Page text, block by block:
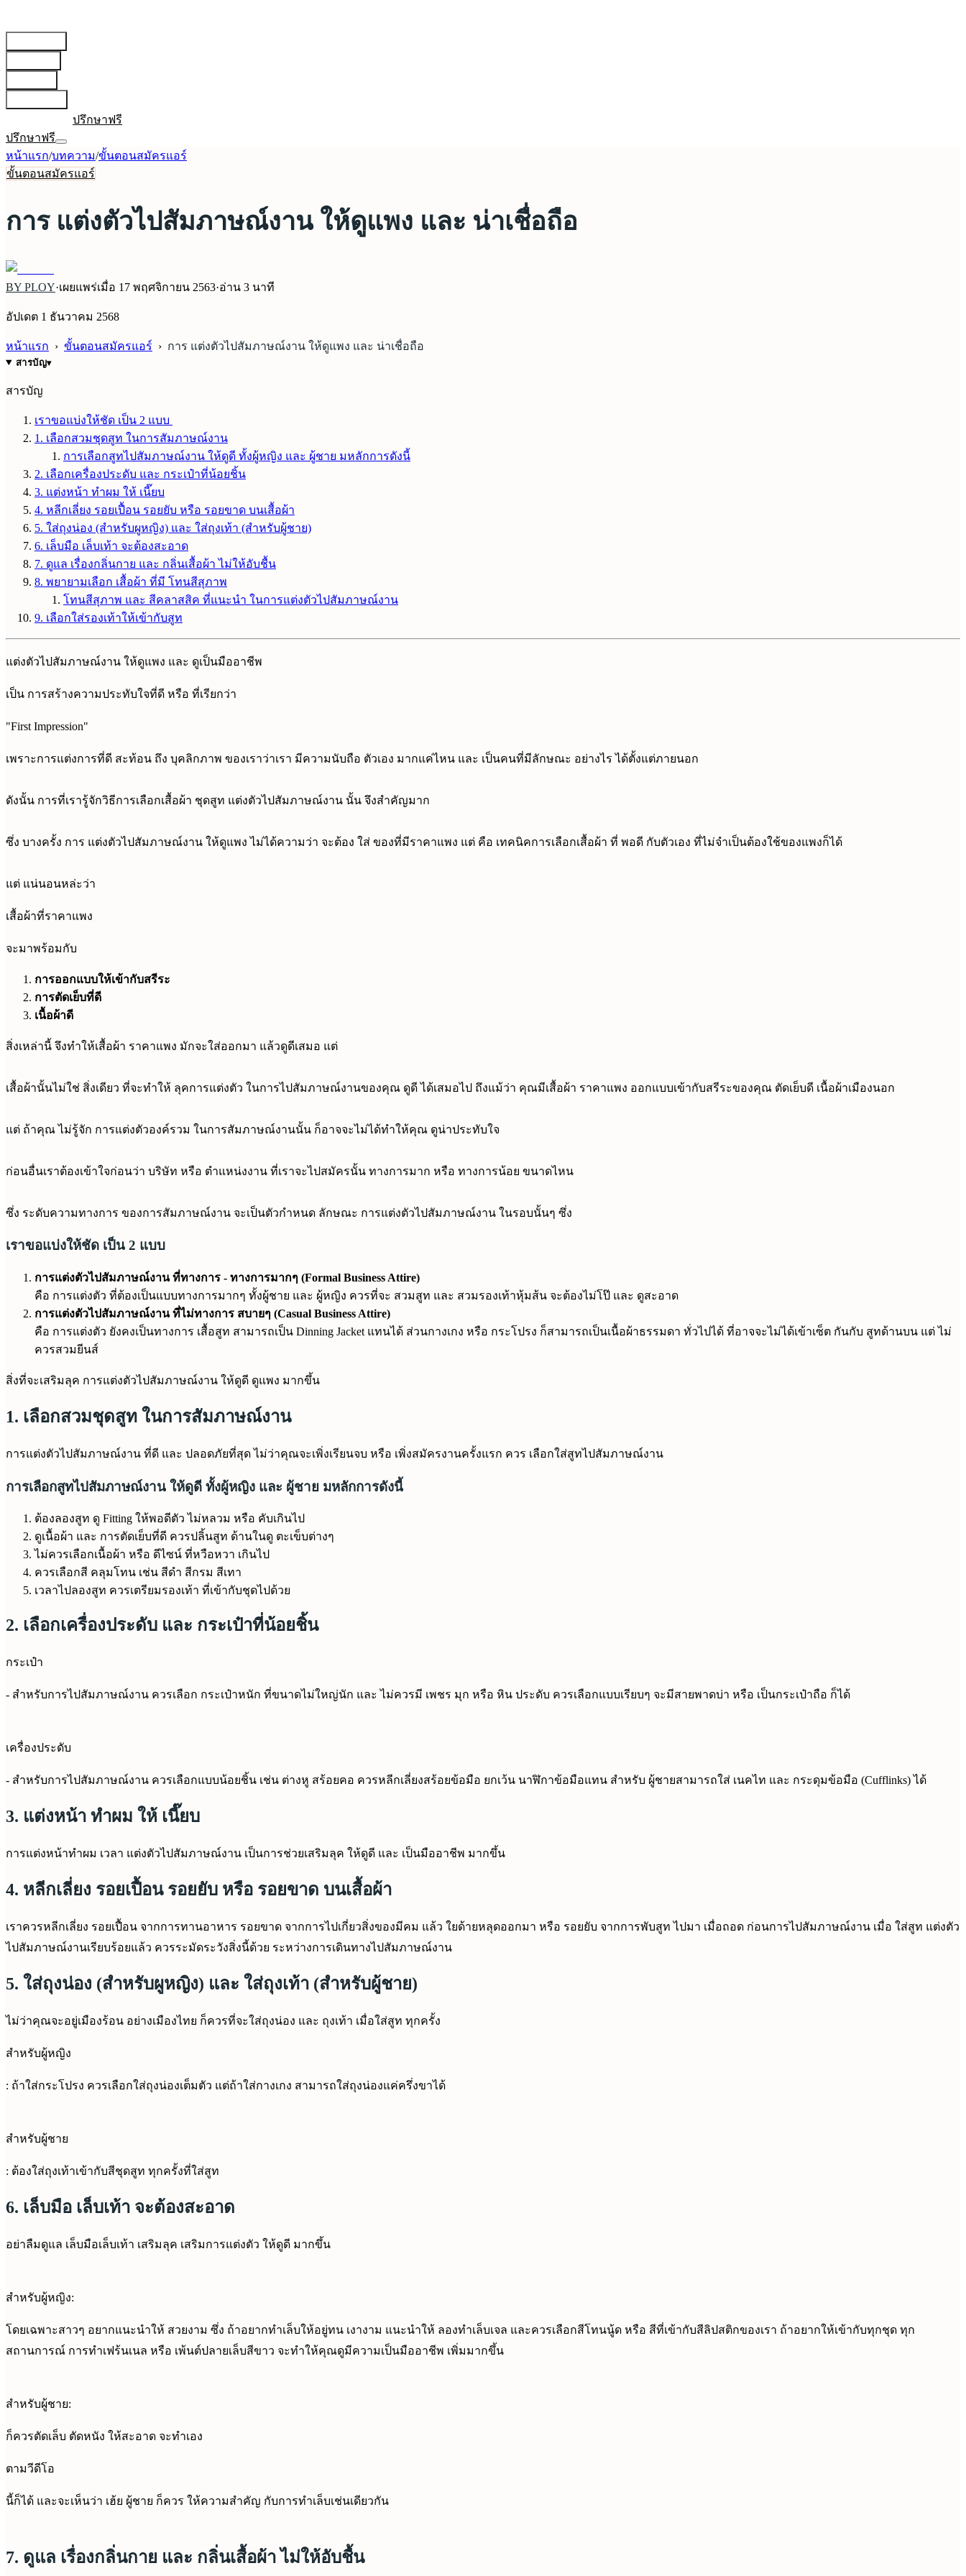
ปรึกษาฟรี
ปรึกษาฟรี
หน้าแรก/บทความ/ขั้นตอนสมัครแอร์
ขั้นตอนสมัครแอร์
การ แต่งตัวไปสัมภาษณ์งาน ให้ดูแพง และ น่าเชื่อถือ
BY PLOY·เผยแพร่เมื่อ 17 พฤศจิกายน 2563·อ่าน 3 นาที
อัปเดต 1 ธันวาคม 2568
หน้าแรก › ขั้นตอนสมัครแอร์ › การ แต่งตัวไปสัมภาษณ์งาน ให้ดูแพง และ น่าเชื่อถือ
สารบัญ▾
สารบัญ
เราขอแบ่งให้ชัด เป็น 2 แบบ
1. เลือกสวมชุดสูท ในการสัมภาษณ์งาน
การเลือกสูทไปสัมภาษณ์งาน ให้ดูดี ทั้งผู้หญิง และ ผู้ชาย มหลักการดังนี้
2. เลือกเครื่องประดับ และ กระเป๋าที่น้อยชิ้น
3. แต่งหน้า ทำผม ให้ เนี๊ยบ
4. หลีกเลี่ยง รอยเปื้อน รอยยับ หรือ รอยขาด บนเสื้อผ้า
5. ใส่ถุงน่อง (สำหรับผูหญิง) และ ใส่ถุงเท้า (สำหรับผู้ชาย)
6. เล็บมือ เล็บเท้า จะต้องสะอาด
7. ดูแล เรื่องกลิ่นกาย และ กลิ่นเสื้อผ้า ไม่ให้อับชื้น
8. พยายามเลือก เสื้อผ้า ที่มี โทนสีสุภาพ
โทนสีสุภาพ และ สีคลาสสิค ที่แนะนำ ในการแต่งตัวไปสัมภาษณ์งาน
9. เลือกใส่รองเท้าให้เข้ากับสูท
แต่งตัวไปสัมภาษณ์งาน ให้ดูแพง และ ดูเป็นมืออาชีพ
เป็น การสร้างความประทับใจที่ดี หรือ ที่เรียกว่า
"First Impression"
เพราะการแต่งการที่ดี สะท้อน ถึง บุคลิกภาพ ของเราว่าเรา มีความนับถือ ตัวเอง มากแค่ไหน และ เป็นคนที่มีลักษณะ อย่างไร ได้ตั้งแต่ภายนอก
ดังนั้น การที่เรารู้จักวิธีการเลือกเสื้อผ้า ชุดสูท แต่งตัวไปสัมภาษณ์งาน นั้น จึงสำคัญมาก
ซึ่ง บางครั้ง การ แต่งตัวไปสัมภาษณ์งาน ให้ดูแพง ไม่ได้ความว่า จะต้อง ใส่ ของที่มีราคาแพง แต่ คือ เทคนิคการเลือกเสื้อผ้า ที่ พอดี กับตัวเอง ที่ไม่จำเป็นต้องใช้ของแพงก็ได้
แต่ แน่นอนหล่ะว่า
เสื้อผ้าที่ราคาแพง
จะมาพร้อมกับ
การออกแบบให้เข้ากับสรีระ
การตัดเย็บที่ดี
เนื้อผ้าดี
สิ่งเหล่านี้ จึงทำให้เสื้อผ้า ราคาแพง มักจะใส่ออกมา แล้วดูดีเสมอ แต่
เสื้อผ้านั้นไม่ใช่ สิ่งเดียว ที่จะทำให้ ลุคการแต่งตัว ในการไปสัมภาษณ์งานของคุณ ดูดี ได้เสมอไป ถึงแม้ว่า คุณมีเสื้อผ้า ราคาแพง ออกแบบเข้ากับสรีระของคุณ ตัดเย็บดี เนื้อผ้าเมืองนอก
แต่ ถ้าคุณ ไม่รู้จัก การแต่งตัวองค์รวม ในการสัมภาษณ์งานนั้น ก็อาจจะไม่ได้ทำให้คุณ ดูน่าประทับใจ
ก่อนอื่นเราต้องเข้าใจก่อนว่า บริษัท หรือ ตำแหน่งงาน ที่เราจะไปสมัครนั้น ทางการมาก หรือ ทางการน้อย ขนาดไหน
ซึ่ง ระดับความทางการ ของการสัมภาษณ์งาน จะเป็นตัวกำหนด ลักษณะ การแต่งตัวไปสัมภาษณ์งาน ในรอบนั้นๆ ซึ่ง
เราขอแบ่งให้ชัด เป็น 2 แบบ
การแต่งตัวไปสัมภาษณ์งาน ที่ทางการ - ทางการมากๆ (Formal Business Attire)
คือ การแต่งตัว ที่ต้องเป็นแบบทางการมากๆ ทั้งผู้ชาย และ ผู้หญิง ควรที่จะ สวมสูท และ สวมรองเท้าหุ้มส้น จะต้องไม่โป๊ และ ดูสะอาด
การแต่งตัวไปสัมภาษณ์งาน ที่ไม่ทางการ สบายๆ (Casual Business Attire)
คือ การแต่งตัว ยังคงเป็นทางการ เสื้อสูท สามารถเป็น Dinning Jacket แทนได้ ส่วนกางเกง หรือ กระโปรง ก็สามารถเป็นเนื้อผ้าธรรมดา ทั่วไปได้ ที่อาจจะไม่ได้เข้าเซ็ต กันกับ สูทด้านบน แต่ ไม่
ควรสวมยีนส์
สิ่งที่จะเสริมลุค การแต่งตัวไปสัมภาษณ์งาน ให้ดูดี ดูแพง มากขึ้น
1. เลือกสวมชุดสูท ในการสัมภาษณ์งาน
การแต่งตัวไปสัมภาษณ์งาน ที่ดี และ ปลอดภัยที่สุด ไม่ว่าคุณจะเพิ่งเรียนจบ หรือ เพิ่งสมัครงานครั้งแรก ควร เลือกใส่สูทไปสัมภาษณ์งาน
การเลือกสูทไปสัมภาษณ์งาน ให้ดูดี ทั้งผู้หญิง และ ผู้ชาย มหลักการดังนี้
ต้องลองสูท ดู Fitting ให้พอดีตัว ไม่หลวม หรือ คับเกินไป
ดูเนื้อผ้า และ การตัดเย็บที่ดี ควรปลิ้นสูท ด้านในดู ตะเข็บต่างๆ
ไม่ควรเลือกเนื้อผ้า หรือ ดีไซน์ ที่หวือหวา เกินไป
ควรเลือกสี คลุมโทน เช่น สีดำ สีกรม สีเทา
เวลาไปลองสูท ควรเตรียมรองเท้า ที่เข้ากับชุดไปด้วย
2. เลือกเครื่องประดับ และ กระเป๋าที่น้อยชิ้น
กระเป๋า
- สำหรับการไปสัมภาษณ์งาน ควรเลือก กระเป๋าหนัก ที่ขนาดไม่ใหญ่นัก และ ไม่ควรมี เพชร มุก หรือ หิน ประดับ ควรเลือกแบบเรียบๆ จะมีสายพาดบ่า หรือ เป็นกระเป๋าถือ ก็ได้
เครื่องประดับ
- สำหรับการไปสัมภาษณ์งาน ควรเลือกแบบน้อยชิ้น เช่น ต่างหู สร้อยคอ ควรหลีกเลี่ยงสร้อยข้อมือ ยกเว้น นาฬิกาข้อมือแทน สำหรับ ผู้ชายสามารถใส่ เนคไท และ กระดุมข้อมือ (Cufflinks) ได้
3. แต่งหน้า ทำผม ให้ เนี๊ยบ
การแต่งหน้าทำผม เวลา แต่งตัวไปสัมภาษณ์งาน เป็นการช่วยเสริมลุค ให้ดูดี และ เป็นมืออาชีพ มากขึ้น
4. หลีกเลี่ยง รอยเปื้อน รอยยับ หรือ รอยขาด บนเสื้อผ้า
เราควรหลีกเลี่ยง รอยเปื้อน จากการทานอาหาร รอยขาด จากการไปเกี่ยวสิ่งของมีคม แล้ว ใยด้ายหลุดออกมา หรือ รอยยับ จากการพับสูท ไปมา เมื่อถอด ก่อนการไปสัมภาษณ์งาน เมื่อ ใส่สูท แต่งตัว
ไปสัมภาษณ์งานเรียบร้อยแล้ว ควรระมัดระวังสิ่งนี้ด้วย ระหว่างการเดินทางไปสัมภาษณ์งาน
5. ใส่ถุงน่อง (สำหรับผูหญิง) และ ใส่ถุงเท้า (สำหรับผู้ชาย)
ไม่ว่าคุณจะอยู่เมืองร้อน อย่างเมืองไทย ก็ควรที่จะใส่ถุงน่อง และ ถุงเท้า เมื่อใส่สูท ทุกครั้ง
สำหรับผู้หญิง
: ถ้าใส่กระโปรง ควรเลือกใส่ถุงน่องเต็มตัว แต่ถ้าใส่กางเกง สามารถใส่ถุงน่องแค่ครึ่งขาได้
สำหรับผู้ชาย
: ต้องใส่ถุงเท้าเข้ากับสีชุดสูท ทุกครั้งที่ใส่สูท
6. เล็บมือ เล็บเท้า จะต้องสะอาด
อย่าลืมดูแล เล็บมือเล็บเท้า เสริมลุค เสริมการแต่งตัว ให้ดูดี มากขึ้น
สำหรับผู้หญิง:
โดยเฉพาะสาวๆ อยากแนะนำให้ สวยงาม ซึ่ง ถ้าอยากทำเล็บให้อยู่ทน เงางาม แนะนำให้ ลองทำเล็บเจล และควรเลือกสีโทนนู้ด หรือ สีที่เข้ากับสีลิปสติกของเรา ถ้าอยากให้เข้ากับทุกชุด ทุก
สถานการณ์ การทำเฟร้นเนล หรือ เพ้นต์ปลายเล็บสีขาว จะทำให้คุณดูมีความเป็นมืออาชีพ เพิ่มมากขึ้น
สำหรับผู้ชาย:
ก็ควรตัดเล็บ ตัดหนัง ให้สะอาด จะทำเอง
ตามวีดีโอ
นี้ก็ได้ และจะเห็นว่า เฮ้ย ผู้ชาย ก็ควร ให้ความสำคัญ กับการทำเล็บเช่นเดียวกัน
7. ดูแล เรื่องกลิ่นกาย และ กลิ่นเสื้อผ้า ไม่ให้อับชื้น